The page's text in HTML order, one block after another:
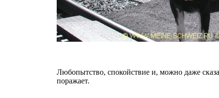
Любопытство, спокойствие и, можно даже
поражает.